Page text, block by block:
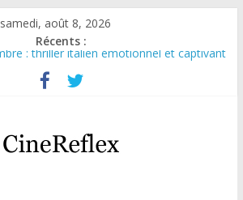
samedi, août 8, 2026
Récents :
: thriller italien émotionnel et captivant
: nouvelle série suédoise sur Netflix
le tournage d’un film érotique devenu
série qui séduira les fans de